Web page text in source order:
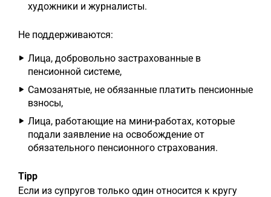
художники и журналисты.
Не поддерживаются:
Лица, добровольно застрахованные в
пенсионной системе,
Самозанятые, не обязанные платить пенсионные
взносы,
Лица, работающие на мини-работах, которые
подали заявление на освобождение от
обязательного пенсионного страхования.
Tipp
Если из супругов только один относится к кругу